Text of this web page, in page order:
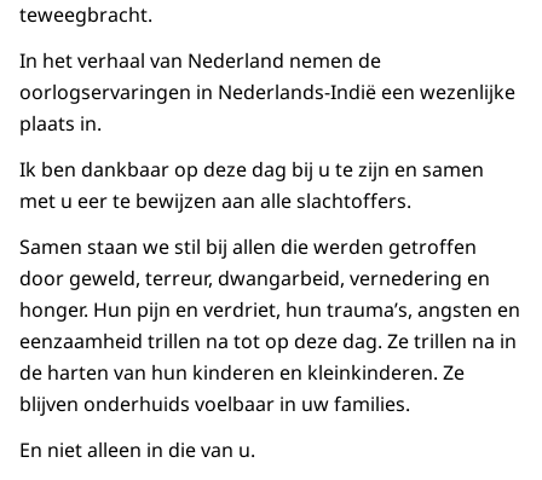
teweegbracht.
In het verhaal van Nederland nemen de
oorlogservaringen in Nederlands-Indië een wezenlijke
plaats in.
Ik ben dankbaar op deze dag bij u te zijn en samen
met u eer te bewijzen aan alle slachtoffers.
Samen staan we stil bij allen die werden getroffen
door geweld, terreur, dwangarbeid, vernedering en
honger. Hun pijn en verdriet, hun trauma’s, angsten en
eenzaamheid trillen na tot op deze dag. Ze trillen na in
de harten van hun kinderen en kleinkinderen. Ze
blijven onderhuids voelbaar in uw families.
En niet alleen in die van u.